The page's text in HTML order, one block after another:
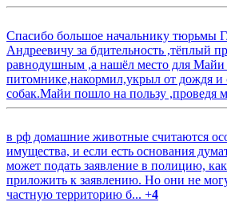
Спасибо большое начальнику тюрьмы
Андреевичу за бдительность ,тёплый
равнодушным ,а нашёл место для Майи
питомнике,накормил,укрыл от дождя и
собак.Майи пошло на пользу ,проведя
в рф домашние животные считаются
имущества, и если есть основания
может подать заявление в полицию,
приложить к заявлению. Но они не
частную территорию б... +4